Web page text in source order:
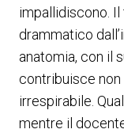
impallidiscono.
drammatico
anatomia, con il
contribuisce non
irrespirabile.
mentre il